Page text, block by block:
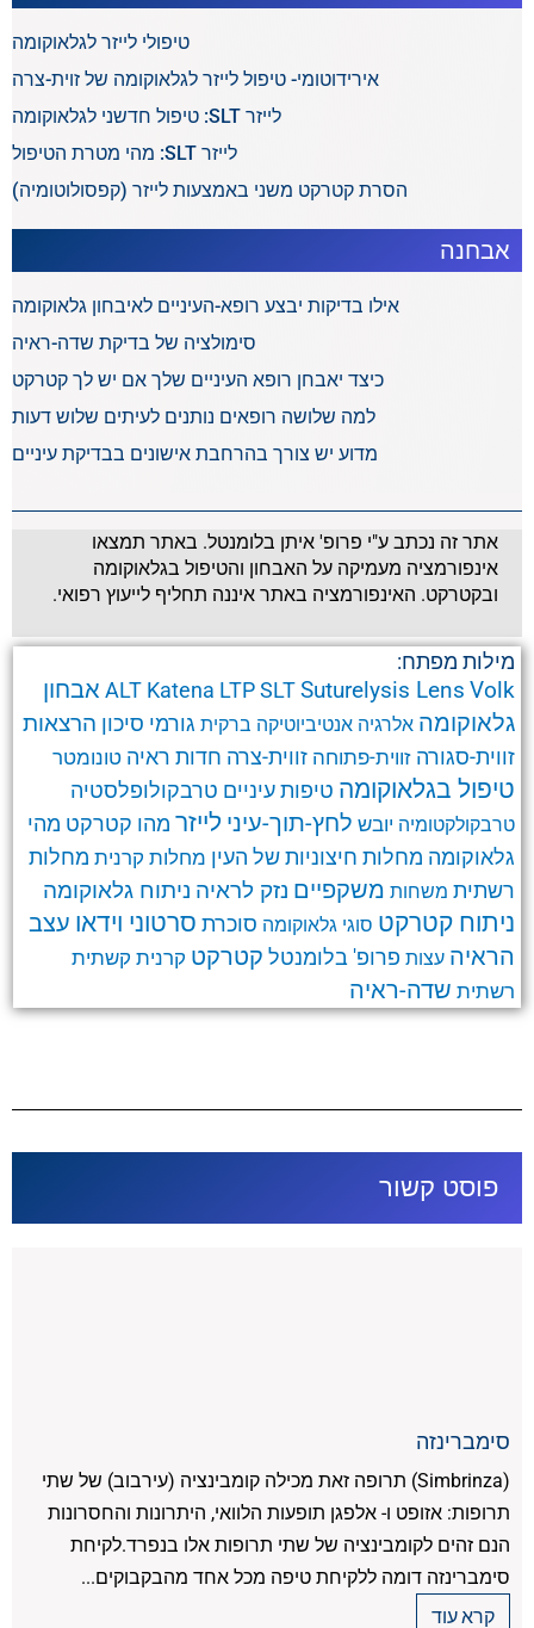
טיפולי לייזר לגלאוקומה
אירידוטומי- טיפול לייזר לגלאוקומה של זוית-צרה
לייזר SLT: טיפול חדשני לגלאוקומה
לייזר SLT: מהי מטרת הטיפול
הסרת קטרקט משני באמצעות לייזר (קפסולוטומיה)
אבחנה
אילו בדיקות יבצע רופא-העיניים לאיבחון גלאוקומה
סימולציה של בדיקת שדה-ראיה
כיצד יאבחן רופא העיניים שלך אם יש לך קטרקט
למה שלושה רופאים נותנים לעיתים שלוש דעות
מדוע יש צורך בהרחבת אישונים בבדיקת עיניים
אתר זה נכתב ע"י פרופ' איתן בלומנטל. באתר תמצאו
אינפורמציה מעמיקה על האבחון והטיפול בגלאוקומה
ובקטרקט. האינפורמציה באתר איננה תחליף לייעוץ רפואי.
מילות מפתח:
ALT Katena LTPSLTSuturelysis Lens Volk
אבחון
גלאוקומה אלרגיה אנטיביוטיקה ברקית גורמי סיכון הרצאות
זווית-סגורה זווית-פתוחה זווית-צרה חדות ראיה טונומטר
טיפול בגלאוקומה טיפות עיניים טרבקולופלסטיה
טרבקולקטומיה יובש לחץ-תוך-עיני לייזר מהו קטרקט מהי
גלאוקומה מחלות חיצוניות של העין מחלות קרנית מחלות
רשתית משחות משקפיים נזק לראיה ניתוח גלאוקומה
ניתוח קטרקט סוגי גלאוקומה סוכרת סרטוני וידאו עצב
הראיה עצות פרופ' בלומנטל קטרקט קרנית קשתית
רשתית שדה-ראיה
פוסט קשור
סימברינזה
(Simbrinza) תרופה זאת מכילה קומבינציה (עירבוב) של שתי
תרופות: אזופט ו- אלפגן תופעות הלוואי, היתרונות והחסרונות
הנם זהים לקומבינציה של שתי תרופות אלו בנפרד.לקיחת
סימברינזה דומה ללקיחת טיפה מכל אחד מהבקבוקים...
קרא עוד